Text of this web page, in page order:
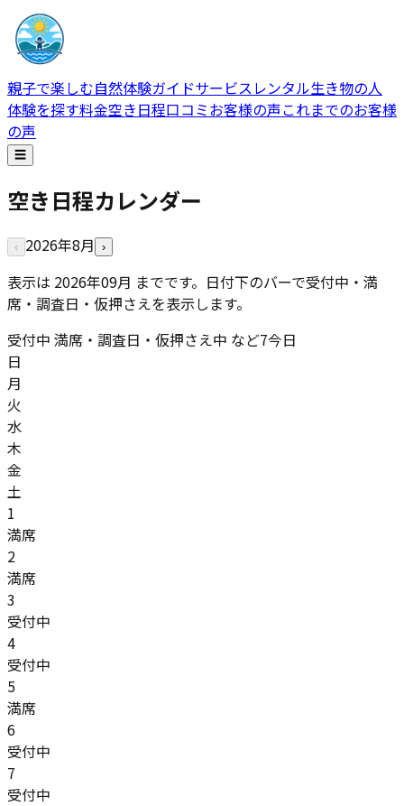
親子で楽しむ自然体験ガイドサービスレンタル生き物の人
体験を探す料金空き日程口コミお客様の声これまでのお客様
の声
☰
空き日程カレンダー
‹ 2026年8月 ›
表示は 2026年09月 までです。日付下のバーで受付中・満
席・調査日・仮押さえを表示します。
受付中 満席・調査日・仮押さえ中 など7今日
日
月
火
水
木
金
土
1
満席
2
満席
3
受付中
4
受付中
5
満席
6
受付中
7
受付中